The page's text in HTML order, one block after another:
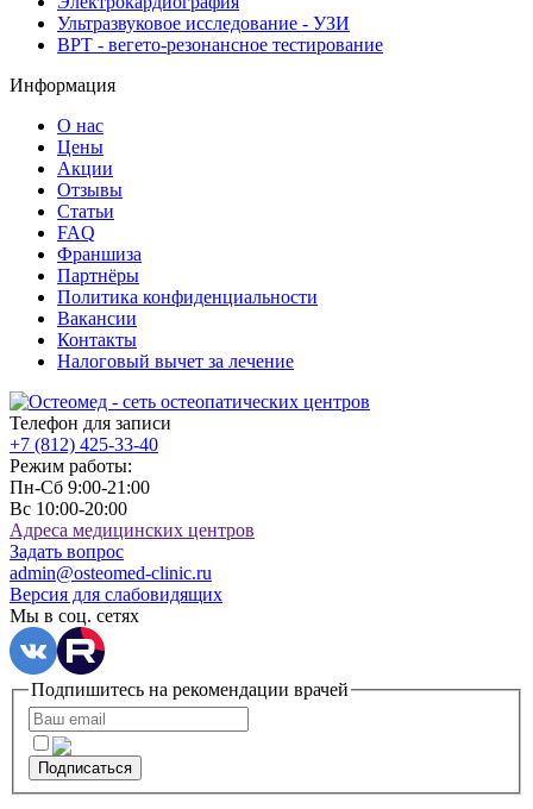
Ультразвуковое исследование - УЗИ
ВРТ - вегето-резонансное тестирование
Информация
О нас
Цены
Акции
Отзывы
Статьи
FAQ
Франшиза
Партнёры
Политика конфиденциальности
Вакансии
Контакты
Налоговый вычет за лечение
Телефон для записи
+7 (812) 425-33-40
Режим работы:
Пн-Сб 9:00-21:00
Вс 10:00-20:00
Адреса медицинских центров
Задать вопрос
admin@osteomed-clinic.ru
Версия для слабовидящих
Мы в соц. сетях
Подпишитесь на рекомендации врачей
Подписаться